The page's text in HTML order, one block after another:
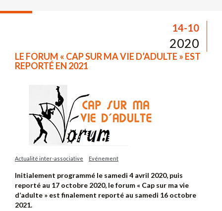
14-10
2020
LE FORUM « CAP SUR MA VIE D’ADULTE » EST
REPORTÉ EN 2021
Actualité inter-associative Evénement
Initialement programmé le samedi 4 avril 2020, puis
reporté au 17 octobre 2020, le forum « Cap sur ma vie
d’adulte » est finalement reporté au samedi 16 octobre
2021.